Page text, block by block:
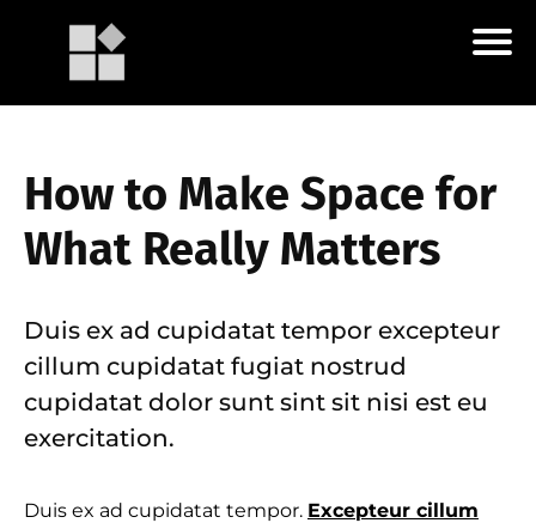
How to Make Space for
What Really Matters
Duis ex ad cupidatat tempor excepteur
cillum cupidatat fugiat nostrud
cupidatat dolor sunt sint sit nisi est eu
exercitation.
Duis ex ad cupidatat tempor. Excepteur cillum